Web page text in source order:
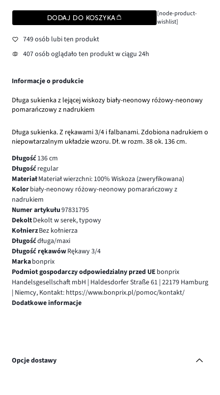
DODAJ DO KOSZYKA
[node-product-
wishlist]
749 osób lubi ten produkt
407 osób oglądało ten produkt w ciągu 24h
Informacje o produkcie
Długa sukienka z lejącej wiskozy biały-neonowy różowy-neonowy
pomarańczowy z nadrukiem
Długa sukienka. Z rękawami 3/4 i falbanami. Zdobiona nadrukiem o
niepowtarzalnym układzie wzoru. Dł. w rozm. 38 ok. 136 cm.
Długość136 cm
Długośćregular
MateriałMateriał wierzchni: 100% Wiskoza (zweryfikowana)
Kolorbiały-neonowy różowy-neonowy pomarańczowy z
nadrukiem
Numer artykułu97831795
DekoltDekolt w serek, typowy
KołnierzBez kołnierza
Długośćdługa/maxi
Długość rękawówRękawy 3/4
Markabonprix
Podmiot gospodarczy odpowiedzialny przed UE bonprix
Handelsgesellschaft mbH | Haldesdorfer Straße 61 | 22179 Hamburg
| Niemcy, Kontakt: https://www.bonprix.pl/pomoc/kontakt/
Dodatkowe informacje
Opcje dostawy